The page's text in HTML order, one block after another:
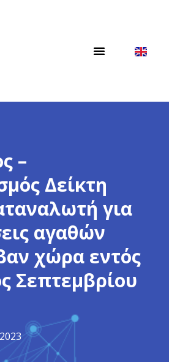
–
Δείκτη
για
αγαθών
χώρα εντός
Σεπτεμβρίου